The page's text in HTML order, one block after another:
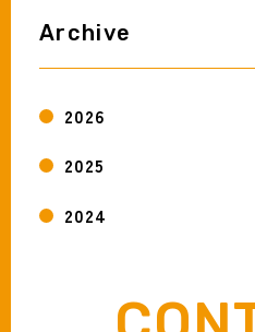
Archive
2026
2025
2024